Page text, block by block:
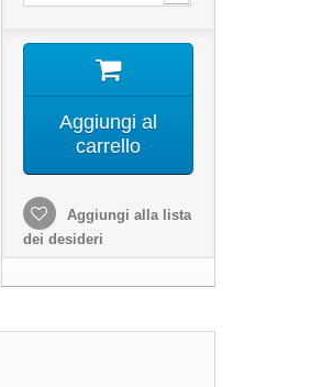
Aggiungi al
carrello
Aggiungi alla lista
dei desideri